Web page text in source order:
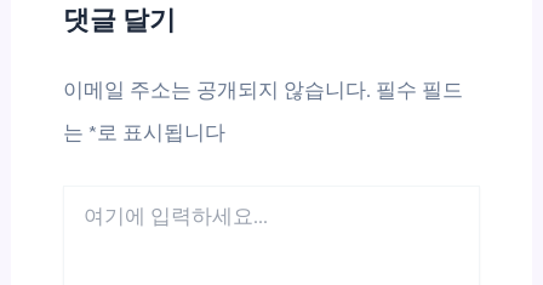
댓글 달기
이메일 주소는 공개되지 않습니다. 필수 필드
는 *로 표시됩니다